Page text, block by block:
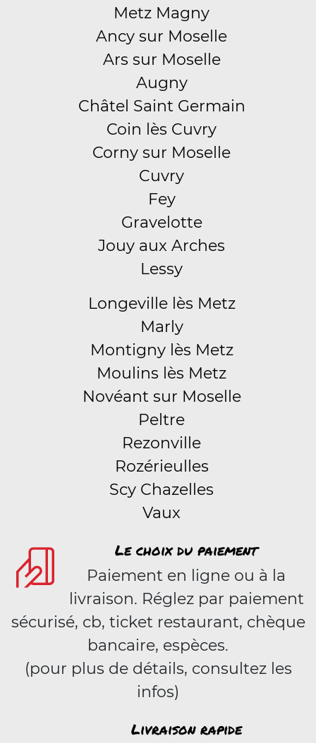
Metz Magny
Ancy sur Moselle
Ars sur Moselle
Augny
Châtel Saint Germain
Coin lès Cuvry
Corny sur Moselle
Cuvry
Fey
Gravelotte
Jouy aux Arches
Lessy
Longeville lès Metz
Marly
Montigny lès Metz
Moulins lès Metz
Novéant sur Moselle
Peltre
Rezonville
Rozérieulles
Scy Chazelles
Vaux
Le choix du paiement
Paiement en ligne ou à la
livraison. Réglez par paiement
sécurisé, cb, ticket restaurant, chèque
bancaire, espèces.
(pour plus de détails, consultez les
infos)
Livraison rapide